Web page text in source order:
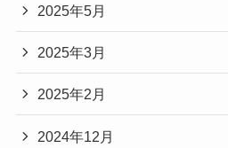
2025年5月
2025年3月
2025年2月
2024年12月